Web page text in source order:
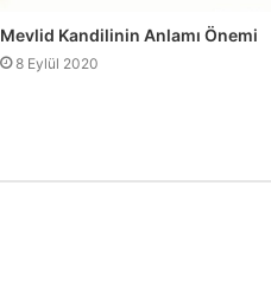
Mevlid Kandilinin Anlamı Önemi
8 Eylül 2020